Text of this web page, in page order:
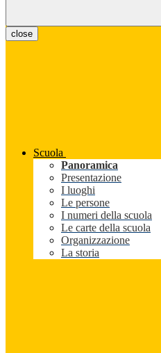
close
Scuola
Panoramica
Presentazione
I luoghi
Le persone
I numeri della scuola
Le carte della scuola
Organizzazione
La storia